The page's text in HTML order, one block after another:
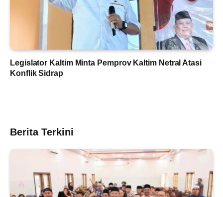
Legislator Kaltim Minta Pemprov Kaltim Netral Atasi
Konflik Sidrap
Berita Terkini